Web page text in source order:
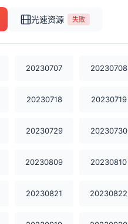
光速资源 失败
20230707 20230708
20230718 20230719
20230729 20230730
20230809 20230810
20230821 20230822